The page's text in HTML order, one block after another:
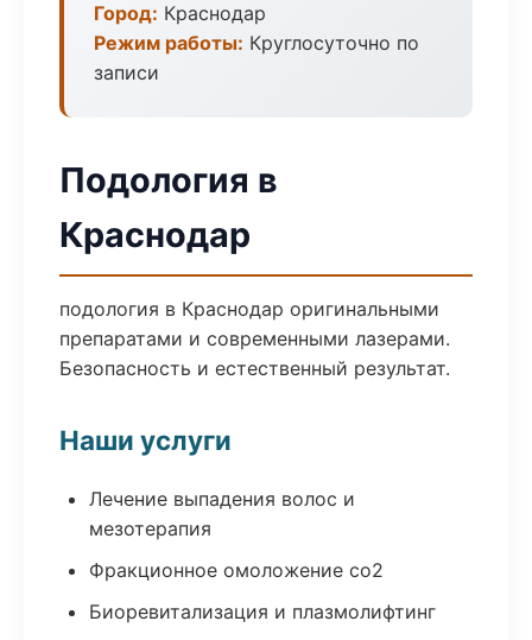
Город: Краснодар
Режим работы: Круглосуточно по
записи
Подология в
Краснодар
подология в Краснодар оригинальными
препаратами и современными лазерами.
Безопасность и естественный результат.
Наши услуги
Лечение выпадения волос и
мезотерапия
Фракционное омоложение co2
Биоревитализация и плазмолифтинг